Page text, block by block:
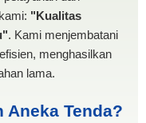
"Kualitas
. Kami menjembatani
menghasilkan
lama.
Aneka Tenda?